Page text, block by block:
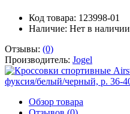
Код товара: 123998-01
Наличие: Нет в наличии
Отзывы: (0)
Производитель: Jogel
Обзор товара